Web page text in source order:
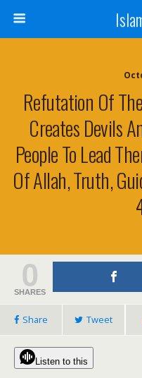
Refutation Of
Creates Devils
People To Lead
Of Allah, Truth,
0
SHARES
Share Tweet
Listen to this